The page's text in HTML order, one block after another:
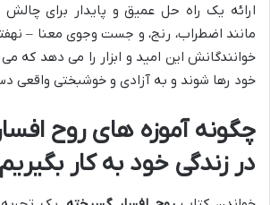
ارائه یک راه حل عمیق و پایدار برای
مانند اضطراب، رنج، و جست وجوی معنا –
خوانندگانش این امید و ابزار را می دهد که می
خود رها شوند و به آزادی و خوشبختی واقعی
چگونه آموزه های روح
در زندگی خود به کار